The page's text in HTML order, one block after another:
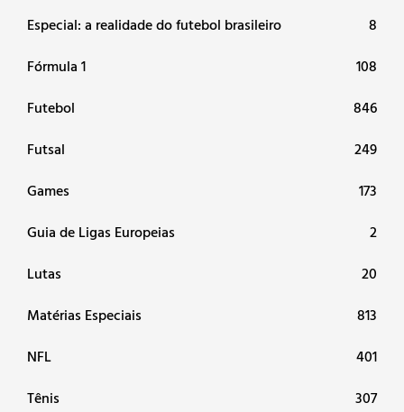
Especial: a realidade do futebol brasileiro
8
Fórmula 1
108
Futebol
846
Futsal
249
Games
173
Guia de Ligas Europeias
2
Lutas
20
Matérias Especiais
813
NFL
401
Tênis
307